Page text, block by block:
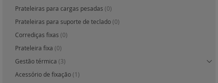
Prateleiras para cargas pesadas (0)
Prateleiras para suporte de teclado(0)
Corrediças fixas (0)
Prateleira fixa (0)
Gestão térmica (3)
Acessório de fixação(1)